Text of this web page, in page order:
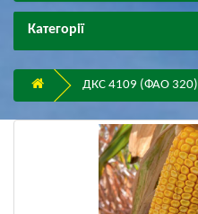
Категорії
ДКС 4109 (ФАО 320)